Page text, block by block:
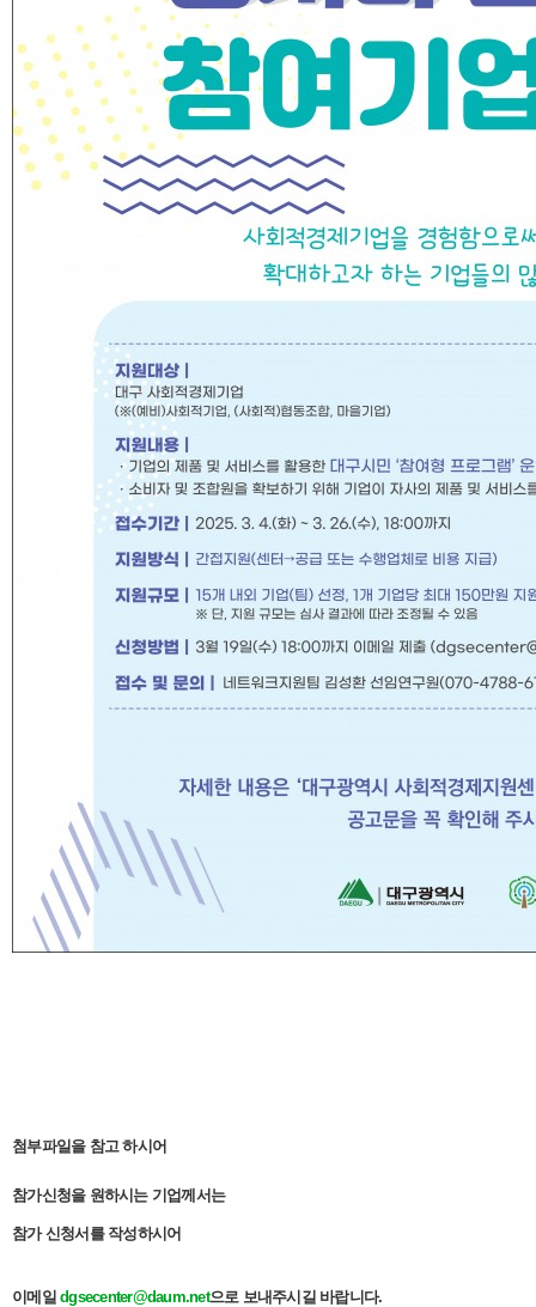
첨부파일을 참고 하시어
참가신청을 원하시는 기업께서는
참가 신청서를 작성하시어
이메일 dgsecenter@daum.net으로 보내주시길 바랍니다.